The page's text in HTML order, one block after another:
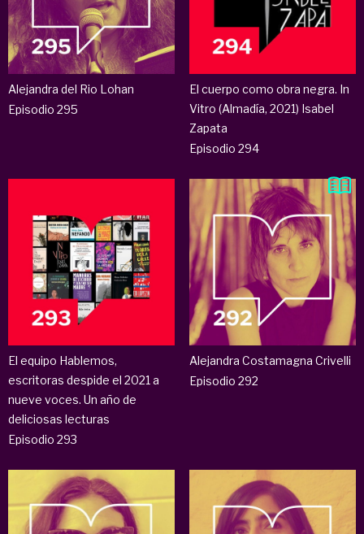
Alejandra del Rio Lohan
Episodio 295
El cuerpo como obra negra. In
Vitro (Almadía, 2021) Isabel
Zapata
Episodio 294
El equipo Hablemos,
escritoras despide el 2021 a
nueve voces. Un año de
deliciosas lecturas
Episodio 293
Alejandra Costamagna Crivelli
Episodio 292